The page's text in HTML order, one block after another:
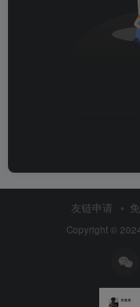
友链申请
Copyright ©